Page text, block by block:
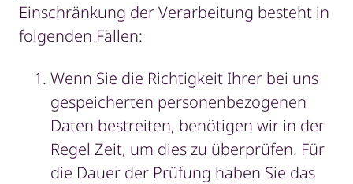
Einschränkung der Verarbeitung besteht in
folgenden Fällen:
Wenn Sie die Richtigkeit Ihrer bei uns
gespeicherten personenbezogenen
Daten bestreiten, benötigen wir in der
Regel Zeit, um dies zu überprüfen. Für
die Dauer der Prüfung haben Sie das